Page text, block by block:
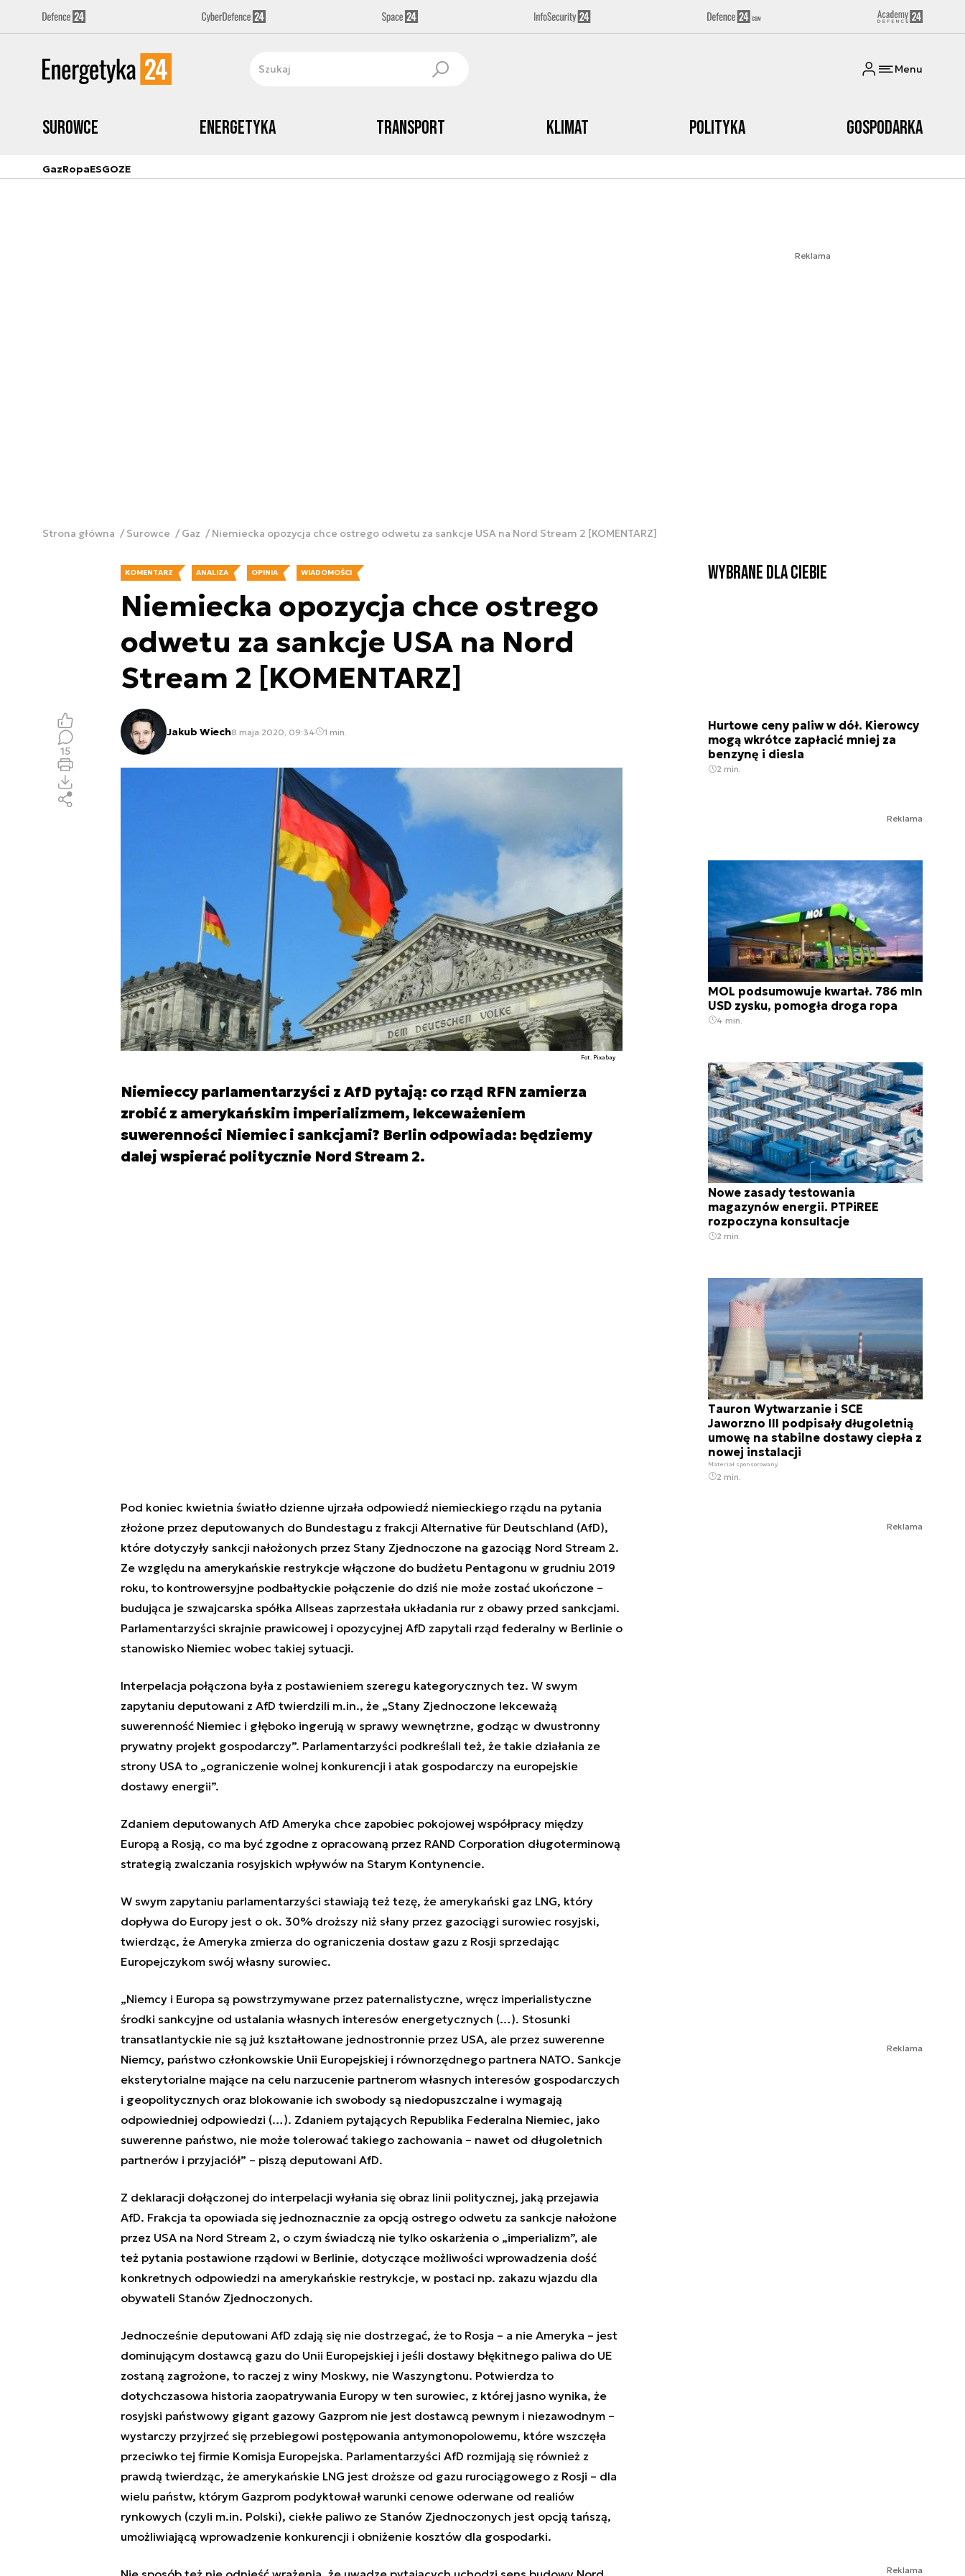
Menu
Surowce Energetyka Transport Klimat Polityka Gospodarka
GazRopaESGOZE
Reklama
Strona główna Surowce Gaz Niemiecka opozycja chce ostrego odwetu za sankcje USA na Nord Stream 2 [KOMENTARZ]
KOMENTARZ ANALIZA OPINIA WIADOMOŚCI
Niemiecka opozycja chce ostrego
odwetu za sankcje USA na Nord
Stream 2 [KOMENTARZ]
Jakub Wiech8 maja 2020, 09:34 1 min.
Fot. Pixabay
Niemieccy parlamentarzyści z AfD pytają: co rząd RFN zamierza
zrobić z amerykańskim imperializmem, lekceważeniem
suwerenności Niemiec i sankcjami? Berlin odpowiada: będziemy
dalej wspierać politycznie Nord Stream 2.
15
Pod koniec kwietnia światło dzienne ujrzała odpowiedź niemieckiego rządu na pytania
złożone przez deputowanych do Bundestagu z frakcji Alternative für Deutschland (AfD),
które dotyczyły sankcji nałożonych przez Stany Zjednoczone na gazociąg Nord Stream 2.
Ze względu na amerykańskie restrykcje włączone do budżetu Pentagonu w grudniu 2019
roku, to kontrowersyjne podbałtyckie połączenie do dziś nie może zostać ukończone –
budująca je szwajcarska spółka Allseas zaprzestała układania rur z obawy przed sankcjami.
Parlamentarzyści skrajnie prawicowej i opozycyjnej AfD zapytali rząd federalny w Berlinie o
stanowisko Niemiec wobec takiej sytuacji.
Interpelacja połączona była z postawieniem szeregu kategorycznych tez. W swym
zapytaniu deputowani z AfD twierdzili m.in., że „Stany Zjednoczone lekceważą
suwerenność Niemiec i głęboko ingerują w sprawy wewnętrzne, godząc w dwustronny
prywatny projekt gospodarczy”. Parlamentarzyści podkreślali też, że takie działania ze
strony USA to „ograniczenie wolnej konkurencji i atak gospodarczy na europejskie
dostawy energii”.
Zdaniem deputowanych AfD Ameryka chce zapobiec pokojowej współpracy między
Europą a Rosją, co ma być zgodne z opracowaną przez RAND Corporation długoterminową
strategią zwalczania rosyjskich wpływów na Starym Kontynencie.
W swym zapytaniu parlamentarzyści stawiają też tezę, że amerykański gaz LNG, który
dopływa do Europy jest o ok. 30% droższy niż słany przez gazociągi surowiec rosyjski,
twierdząc, że Ameryka zmierza do ograniczenia dostaw gazu z Rosji sprzedając
Europejczykom swój własny surowiec.
„Niemcy i Europa są powstrzymywane przez paternalistyczne, wręcz imperialistyczne
środki sankcyjne od ustalania własnych interesów energetycznych (…). Stosunki
transatlantyckie nie są już kształtowane jednostronnie przez USA, ale przez suwerenne
Niemcy, państwo członkowskie Unii Europejskiej i równorzędnego partnera NATO. Sankcje
eksterytorialne mające na celu narzucenie partnerom własnych interesów gospodarczych
i geopolitycznych oraz blokowanie ich swobody są niedopuszczalne i wymagają
odpowiedniej odpowiedzi (…). Zdaniem pytających Republika Federalna Niemiec, jako
suwerenne państwo, nie może tolerować takiego zachowania – nawet od długoletnich
partnerów i przyjaciół” – piszą deputowani AfD.
Z deklaracji dołączonej do interpelacji wyłania się obraz linii politycznej, jaką przejawia
AfD. Frakcja ta opowiada się jednoznacznie za opcją ostrego odwetu za sankcje nałożone
przez USA na Nord Stream 2, o czym świadczą nie tylko oskarżenia o „imperializm”, ale
też pytania postawione rządowi w Berlinie, dotyczące możliwości wprowadzenia dość
konkretnych odpowiedzi na amerykańskie restrykcje, w postaci np. zakazu wjazdu dla
obywateli Stanów Zjednoczonych.
Jednocześnie deputowani AfD zdają się nie dostrzegać, że to Rosja – a nie Ameryka – jest
dominującym dostawcą gazu do Unii Europejskiej i jeśli dostawy błękitnego paliwa do UE
zostaną zagrożone, to raczej z winy Moskwy, nie Waszyngtonu. Potwierdza to
dotychczasowa historia zaopatrywania Europy w ten surowiec, z której jasno wynika, że
rosyjski państwowy gigant gazowy Gazprom nie jest dostawcą pewnym i niezawodnym –
wystarczy przyjrzeć się przebiegowi postępowania antymonopolowemu, które wszczęła
przeciwko tej firmie Komisja Europejska. Parlamentarzyści AfD rozmijają się również z
prawdą twierdząc, że amerykańskie LNG jest droższe od gazu rurociągowego z Rosji – dla
wielu państw, którym Gazprom podyktował warunki cenowe oderwane od realiów
rynkowych (czyli m.in. Polski), ciekłe paliwo ze Stanów Zjednoczonych jest opcją tańszą,
umożliwiającą wprowadzenie konkurencji i obniżenie kosztów dla gospodarki.
Wybrane dla Ciebie
Hurtowe ceny paliw w dół. Kierowcy
mogą wkrótce zapłacić mniej za
benzynę i diesla
2 min.
Reklama
MOL podsumowuje kwartał. 786 mln
USD zysku, pomogła droga ropa
4 min.
Nowe zasady testowania
magazynów energii. PTPiREE
rozpoczyna konsultacje
2 min.
Tauron Wytwarzanie i SCE
Jaworzno III podpisały długoletnią
umowę na stabilne dostawy ciepła z
nowej instalacji
Materiał sponsorowany
2 min.
Reklama
Reklama
Reklama